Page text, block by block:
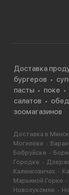
Доставка
бургеров
пасты
поке
салатов
зоомагазинов
Доставка в
Могилёве
Бобруйске
Городке
Калинковичах
Марьиной Горке
Новолукомле